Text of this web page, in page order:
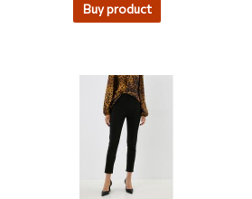
Buy product